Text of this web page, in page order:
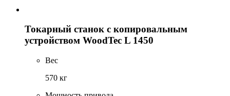
Токарный станок с копировальным
устройством WoodTec L 1450
Вес
570 кг